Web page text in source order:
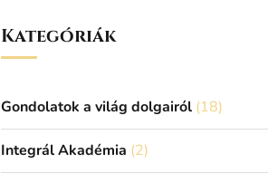
Kategóriák
Gondolatok a világ dolgairól(18)
Integrál Akadémia (2)